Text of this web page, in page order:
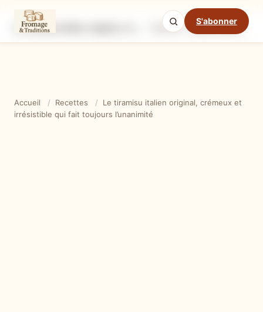
S'abonner
Ingrédients Étapes
Mode cuisine
Accueil / Recettes /
Le tiramisu italien original, crémeux et
irrésistible qui fait toujours l’unanimité